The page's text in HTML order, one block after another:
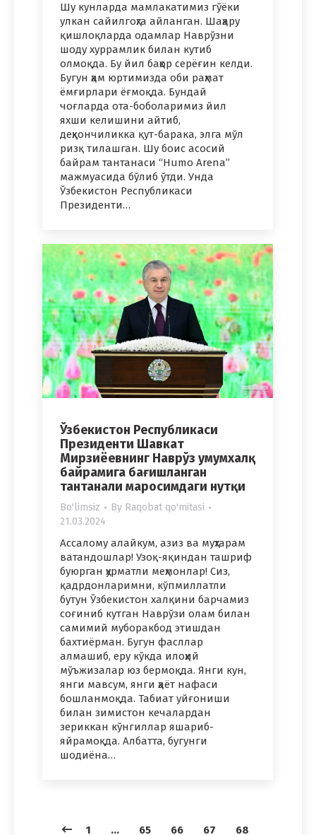
Шу кунларда мамлакатимиз гўёки
улкан сайилгоҳга айланган. Шаҳару
қишлоқларда одамлар Наврўзни
шоду хуррамлик билан кутиб
олмоқда. Бу йил баҳор серёғин келди.
Бугун ҳам юртимизда оби раҳмат
ёмғирлари ёғмоқда. Бундай
чоғларда ота-боболаримиз йил
яхши келишини айтиб,
деҳқончиликка қут-барака, элга мўл
ризқ тилашган. Шу боис асосий
байрам тантанаси “Humo Arena”
мажмуасида бўлиб ўтди. Унда
Ўзбекистон Республикаси
Президенти…
Ўзбекистон Республикаси
Президенти Шавкат
Мирзиёевнинг Наврўз умумхалқ
байрамига бағишланган
тантанали маросимдаги нутқи
Bo'limsiz By Raqobat qo'mitasi
21.03.2024
Ассалому алайкум, азиз ва муҳтарам
ватандошлар! Узоқ-яқиндан ташриф
буюрган ҳурматли меҳмонлар! Сиз,
қадрдонларимни, кўпмиллатли
бутун Ўзбекистон халқини барчамиз
соғиниб кутган Наврўзи олам билан
самимий муборакбод этишдан
бахтиёрман. Бугун фасллар
алмашиб, еру кўкда илоҳий
мўъжизалар юз бермоқда. Янги кун,
янги мавсум, янги ҳаёт нафаси
бошланмоқда. Табиат уйғониши
билан зимистон кечалардан
зериккан кўнгиллар яшариб-
яйрамоқда. Албатта, бугунги
шодиёна…
1 … 65 66 67 68